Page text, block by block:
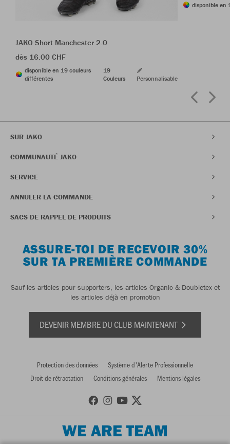
JAKO Short Manchester 2.0
dès 16.00 CHF
disponible en 19 couleurs
différentes
19
Couleurs
Personnalisable
disponible en
SUR JAKO
COMMUNAUTÉ JAKO
SERVICE
ANNULER LA COMMANDE
SACS DE RAPPEL DE PRODUITS
ASSURE-TOI DE RECEVOIR 30%
SUR TA PREMIÈRE COMMANDE
Sauf les articles pour supporters, les articles Organic & Doubletex et
les articles déjà en promotion
DEVENIR MEMBRE DU CLUB MAINTENANT
Protection des données
Système d'Alerte Professionnelle
Droit de rétractation
Conditions générales Mentions légales
WE ARE TEAM